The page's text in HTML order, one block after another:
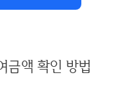
금액 확인 방법